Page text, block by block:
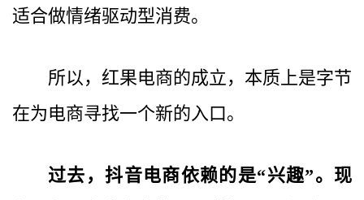
适合做情绪驱动型消费。
所以，红果电商的成立，本质上是字节
在为电商寻找一个新的入口。
过去，抖音电商依赖的是“兴趣”。现